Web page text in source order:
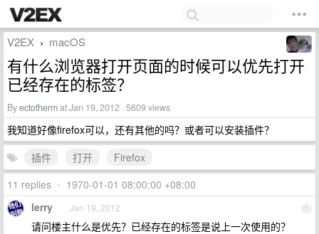
V2EX › macOS
有什么浏览器打开页面的时候可以优先打开
已经存在的标签？
Byectothermat Jan 19, 2012 · 5609 views
我知道好像firefox可以，还有其他的吗？或者可以安装插件？
插件
打开
Firefox
11 replies • 1970-01-01 08:00:00 +08:00
1
lerry Jan 19, 2012
请问楼主什么是优先？已经存在的标签是说上一次使用的？